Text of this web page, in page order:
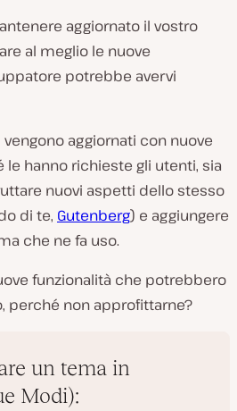
aggiornato il vostro
al meglio le nuove
potrebbe avervi
aggiornati con nuove
le hanno richieste gli utenti, sia
nuovi aspetti dello stesso
di te, Gutenberg) e aggiungere
che ne fa uso.
funzionalità che potrebbero
perché non approfittarne?
un tema in
Modi):